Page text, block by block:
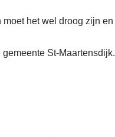
het wel droog zijn en
St-Maartensdijk.